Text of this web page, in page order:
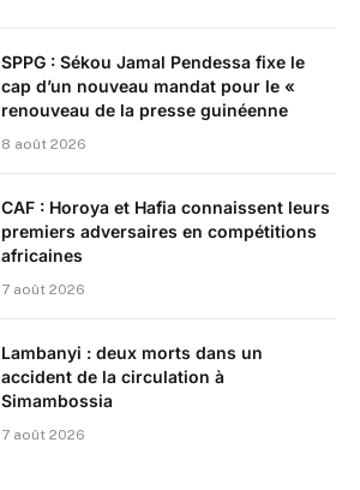
SPPG : Sékou Jamal Pendessa fixe le
cap d’un nouveau mandat pour le «
renouveau de la presse guinéenne
8 août 2026
CAF : Horoya et Hafia connaissent leurs
premiers adversaires en compétitions
africaines
7 août 2026
Lambanyi : deux morts dans un
accident de la circulation à
Simambossia
7 août 2026